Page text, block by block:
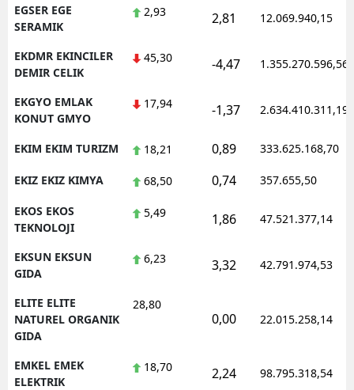
EGSER EGE
SERAMIK
2,93 2,81 12.069.940,15
EKDMR EKINCILER
DEMIR CELIK
45,30 -4,47 1.355.270.596,56
EKGYO EMLAK
KONUT GMYO
17,94 -1,37 2.634.410.311,19
EKIM EKIM TURIZM 18,21 0,89 333.625.168,70
EKIZ EKIZ KIMYA 68,50 0,74 357.655,50
EKOS EKOS
TEKNOLOJI
5,49 1,86 47.521.377,14
EKSUN EKSUN
GIDA
6,23 3,32 42.791.974,53
ELITE ELITE
NATUREL ORGANIK
GIDA
28,80
0,00 22.015.258,14
EMKEL EMEK
ELEKTRIK
18,70 2,24 98.795.318,54